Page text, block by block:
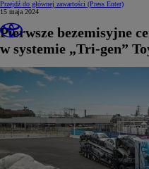
Przejdź do głównej zawartości (Press Enter)
15 maja 2024
Pierwsze bezemisyjne
w systemie „Tri-gen”